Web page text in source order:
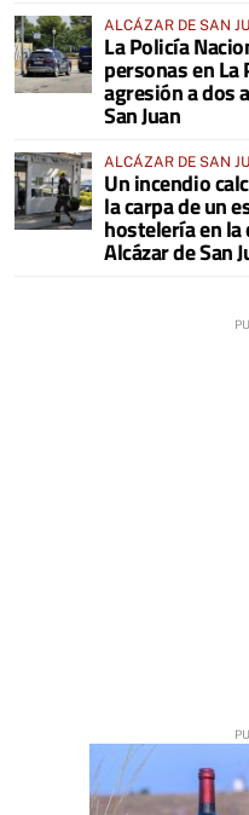
ALCÁZAR DE SAN
La Policía
personas en La
agresión a dos
San Juan
ALCÁZAR DE SAN
Un incendio
la carpa de un
hostelería en la
Alcázar de San